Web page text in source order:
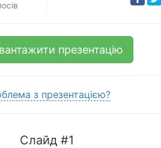
презентацію
з презентацією?
Слайд #1